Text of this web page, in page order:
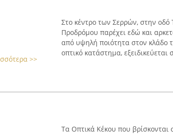
>>
Στο κέντρο των Σερρών, στην
Προδρόμου παρέχει εδώ και
από υψηλή ποιότητα στον κλάδο
οπτικό κατάστημα,
Τα Οπτικά Κέκου που